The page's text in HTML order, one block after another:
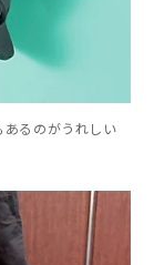
あるのがうれしい